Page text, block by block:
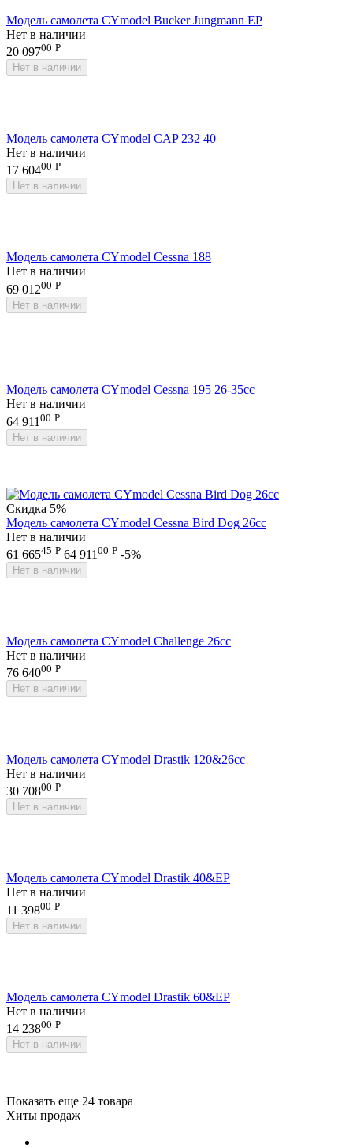
Модель самолета CYmodel Bucker Jungmann EP
Нет в наличии
20 09700 Р
Нет в наличии
Модель самолета CYmodel CAP 232 40
Нет в наличии
17 60400 Р
Нет в наличии
Модель самолета CYmodel Cessna 188
Нет в наличии
69 01200 Р
Нет в наличии
Модель самолета CYmodel Cessna 195 26-35cc
Нет в наличии
64 911 00 Р
Нет в наличии
Скидка 5%
Модель самолета CYmodel Cessna Bird Dog 26cc
Нет в наличии
61 66545 Р 64 911 00 Р -5%
Нет в наличии
Модель самолета CYmodel Challenge 26cc
Нет в наличии
76 64000 Р
Нет в наличии
Модель самолета CYmodel Drastik 120&26cc
Нет в наличии
30 70800 Р
Нет в наличии
Модель самолета CYmodel Drastik 40&EP
Нет в наличии
11 39800 Р
Нет в наличии
Модель самолета CYmodel Drastik 60&EP
Нет в наличии
14 23800 Р
Нет в наличии
Показать еще 24 товара
Хиты продаж